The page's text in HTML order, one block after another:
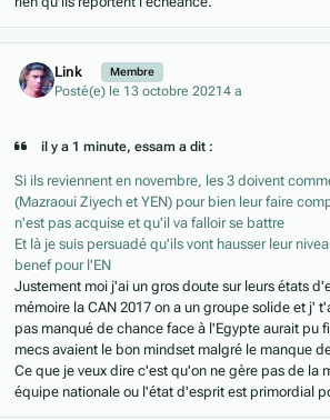
Link Membre
Posté(e) le 13 octobre 20214 a
il y a 1 minute, essam a dit :
Si ils reviennent en novembre, les 3 doivent
(Mazraoui Ziyech et YEN) pour bien leur faire
n'est pas acquise et qu'il va falloir se battre
Et là je suis persuadé qu'ils vont hausser leur
benef pour l'EN
Justement moi j'ai un gros doute sur leurs états
mémoire la CAN 2017 on a un groupe solide et j'
pas manqué de chance face à l'Egypte aurait pu
mecs avaient le bon mindset malgré le manque
Ce que je veux dire c'est qu'on ne gère pas de la
équipe nationale ou l'état d'esprit est primordial